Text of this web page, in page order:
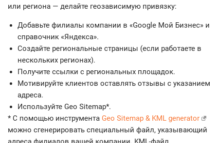
или региона — делайте геозависимую привязку:
Добавьте филиалы компании в «Google Мой Бизнес» и
справочник «Яндекса».
Создайте региональные страницы (если работаете в
нескольких регионах).
Получите ссылки с региональных площадок.
Мотивируйте клиентов оставлять отзывы с указанием
адреса.
Используйте Geo Sitemap*.
* С помощью инструмента Geo Sitemap & KML generator
можно сгенерировать специальный файл, указывающий